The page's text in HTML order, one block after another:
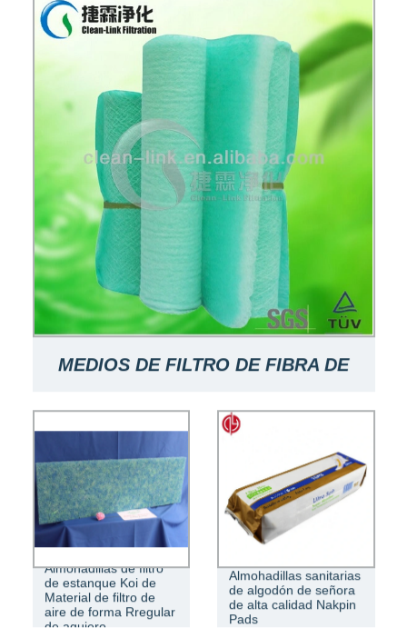
MEDIOS DE FILTRO DE FIBRA DE
VIDRIO G2 -G4/MEDIOS DE FILTRO
DE TIERRA PARA CABINAS DE
PINTURA AUTOMÁTICAS
Almohadillas de filtro
de estanque Koi de
Material de filtro de
aire de forma Rregular
Almohadillas sanitarias
de algodón de señora
de alta calidad Nakpin
Pads